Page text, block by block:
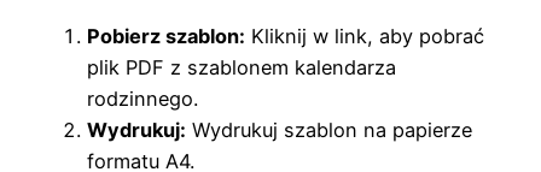
Pobierz szablon: Kliknij w link, aby pobrać
plik PDF z szablonem kalendarza
rodzinnego.
Wydrukuj: Wydrukuj szablon na papierze
formatu A4.